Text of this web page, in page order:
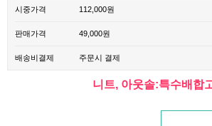
시중가격 112,000원
판매가격 49,000원
배송비결제 주문시 결제
니트, 아웃솔:특수배합